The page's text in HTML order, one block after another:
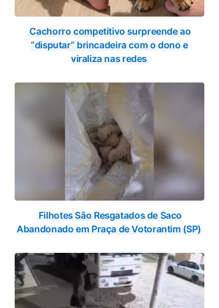
Cachorro competitivo surpreende ao
“disputar” brincadeira com o dono e
viraliza nas redes
Filhotes São Resgatados de Saco
Abandonado em Praça de Votorantim (SP)